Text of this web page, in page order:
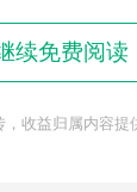
续免费阅读
收益归属内容提